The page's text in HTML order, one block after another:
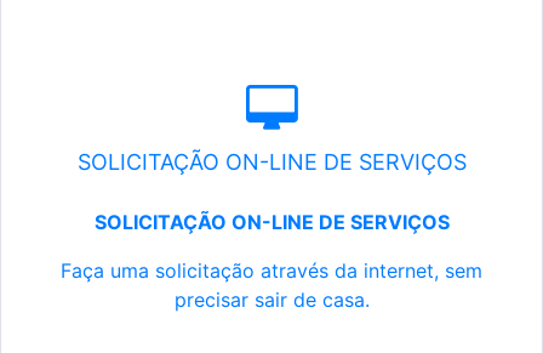
SOLICITAÇÃO ON-LINE DE SERVIÇOS
SOLICITAÇÃO ON-LINE DE SERVIÇOS
Faça uma solicitação através da internet, sem
precisar sair de casa.